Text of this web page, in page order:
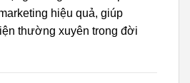
hiệu quả, giúp
thường xuyên trong đời